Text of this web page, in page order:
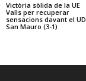
Victòria sòlida de la UE
Valls per recuperar
sensacions davant el UD
San Mauro (3-1)